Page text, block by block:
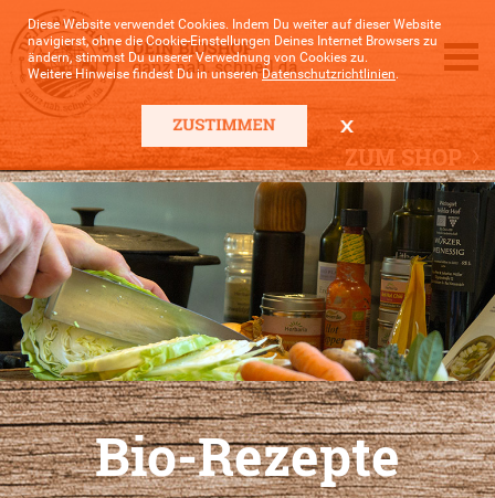
Diese Website verwendet Cookies. Indem Du weiter auf dieser Website
navigierst, ohne die Cookie-Einstellungen Deines Internet Browsers zu
ändern, stimmst Du unserer Verwednung von Cookies zu.
Weitere Hinweise findest Du in unserenDatenschutzrichtlinien.
ZUM SHOP
Bio-Rezepte